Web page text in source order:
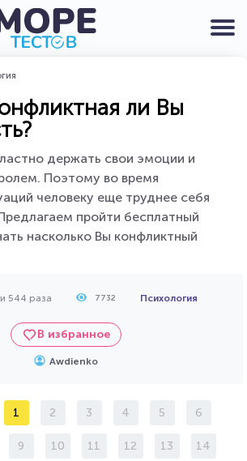
ли Вы
держать свои эмоции и
Поэтому во время
человеку еще труднее себя
пройти бесплатный
насколько Вы конфликтный
544 раза 7732 Психология
В избранное
Awdienko
1 2 3 4 5 6
9 10 11 12 13 14